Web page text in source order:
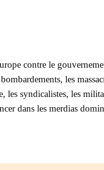
contre le
les
syndicalistes, les
dans les merdias